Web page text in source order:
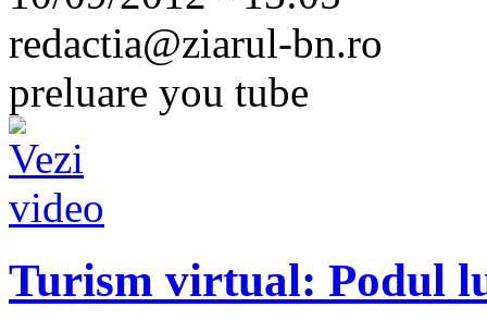
redactia@ziarul-bn.ro
preluare you tube
Turism virtual: Podul